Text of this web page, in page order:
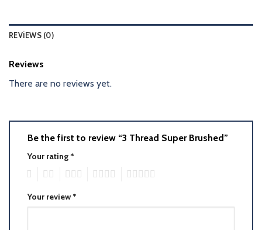
REVIEWS (0)
Reviews
There are no reviews yet.
Be the first to review “3 Thread Super Brushed”
Your rating *
Your review*